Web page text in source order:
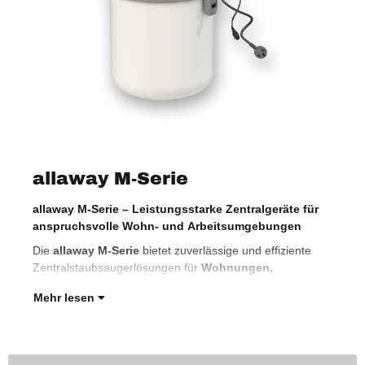
allaway M-Serie
allaway M-Serie – Leistungsstarke Zentralgeräte für
anspruchsvolle Wohn- und Arbeitsumgebungen
Die allaway M-Serie bietet zuverlässige und effiziente
Zentralstaubsaugerlösungen für Wohnungen,
Mehr lesen